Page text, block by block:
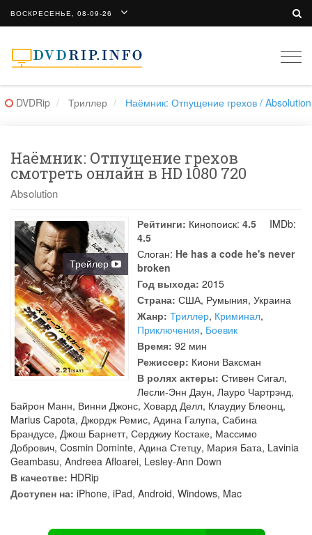
ВОСКРЕСЕНЬЕ, 08-09-26
DVDRip Триллер Наёмник: Отпущение грехов / Absolution
Наёмник: Отпущение грехов
смотреть онлайн в HD 1080 720
Absolution
Трейлер
Рейтинги: Кинопоиск: 4.5
IMDb:
4.5
Слоган: He has a code he's never
broken
Год выхода: 2015
Страна: США, Румыния, Украина
Жанр: Триллер, Криминал,
Приключения, Боевик
Время: 92 мин
Режиссер: Киони Ваксман
В ролях актеры: Стивен Сигал,
Лесли-Энн Даун, Лауро Чартрэнд,
Байрон Манн, Винни Джонс, Ховард Делл, Клаудиу Блеонц,
Marius Capota, Джордж Ремис, Адина Галупа, Сабина
Брандусе, Джош Барнетт, Серджиу Костаке, Массимо
Добрович, Cosmin Dominte, Адина Стетцу, Мария Бата, Lavinia
Geambasu, Andreea Afloarei, Lesley-Ann Down
В качестве: HDRip
Доступен на: iPhone, iPad, Android, Windows, Mac